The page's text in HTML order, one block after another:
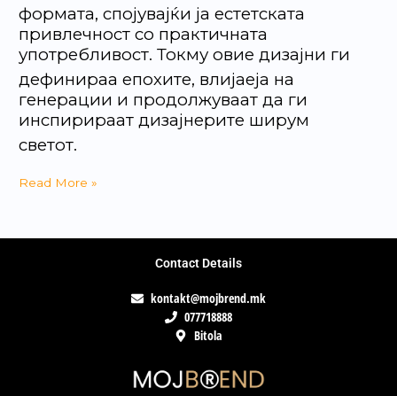
формата, спојувајќи ја естетската
привлечност со практичната
употребливост. Токму овие дизајни ги
дефинираа епохите, влијаеја на
генерации и продолжуваат да ги
инспирираат дизајнерите ширум
светот.
Read More »
Contact Details
kontakt@mojbrend.mk
077718888
Bitola